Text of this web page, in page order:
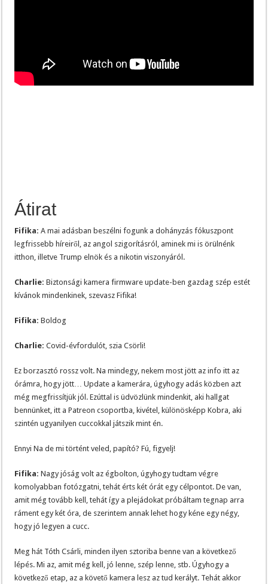
Átirat
Fifika: A mai adásban beszélni fogunk a dohányzás fókuszpont
legfrissebb híreiről, az angol szigorításról, aminek mi is örülnénk
itthon, illetve Trump elnök és a nikotin viszonyáról.
Charlie: Biztonsági kamera firmware update-ben gazdag szép estét
kívánok mindenkinek, szevasz Fifika!
Fifika: Boldog
Charlie: Covid-évfordulót, szia Csörli!
Ez borzasztó rossz volt. Na mindegy, nekem most jött az info itt az
órámra, hogy jött… Update a kamerára, úgyhogy adás közben azt
még megfrissítjük jól. Ezúttal is üdvözlünk mindenkit, aki hallgat
bennünket, itt a Patreon csoportba, kivétel, különösképp Kobra, aki
szintén ugyanilyen cuccokkal játszik mint én.
Ennyi Na de mi történt veled, papító? Fú, figyelj!
Fifika: Nagy jóság volt az égbolton, úgyhogy tudtam végre
komolyabban fotózgatni, tehát érts két órát egy célpontot. De van,
amit még tovább kell, tehát így a plejádokat próbáltam tegnap arra
ráment egy két óra, de szerintem annak lehet hogy kéne egy négy,
hogy jó legyen a cucc.
Meg hát Tóth Csárli, minden ilyen sztoriba benne van a következő
lépés. Mi az, amit még kell, jó lenne, szép lenne, stb. Úgyhogy a
következő etap, az a követő kamera lesz az tud kerályt. Tehát akkor